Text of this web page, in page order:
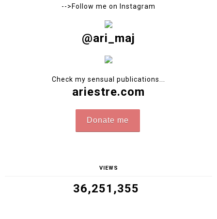
Ambassador of natural femininity. Photographer creating
my own photoshoots. Author of sensual photobooks sold
worldwide. Poznań, Poland.
--> Contact
-->Follow me on
@ari_maj